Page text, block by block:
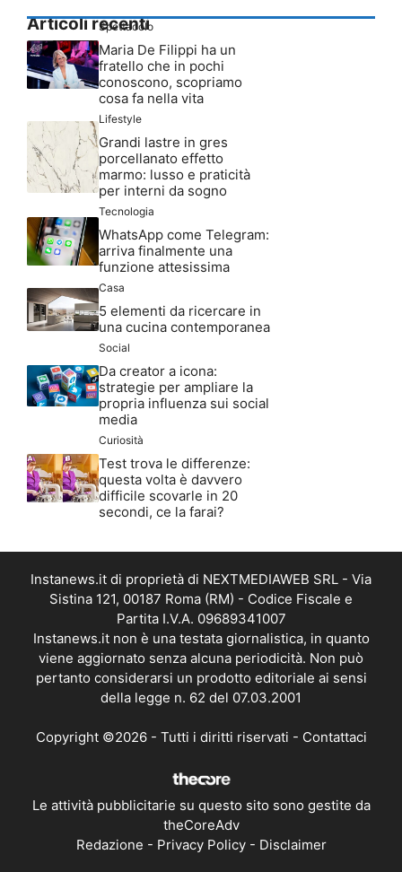
Articoli recenti
Spettacolo
Maria De Filippi ha un
fratello che in pochi
conoscono, scopriamo
cosa fa nella vita
Lifestyle
Grandi lastre in gres
porcellanato effetto
marmo: lusso e praticità
per interni da sogno
Tecnologia
WhatsApp come Telegram:
arriva finalmente una
funzione attesissima
Casa
5 elementi da ricercare in
una cucina contemporanea
Social
Da creator a icona:
strategie per ampliare la
propria influenza sui social
media
Curiosità
Test trova le differenze:
questa volta è davvero
difficile scovarle in 20
secondi, ce la farai?
Instanews.it di proprietà di NEXTMEDIAWEB SRL - Via
Sistina 121, 00187 Roma (RM) - Codice Fiscale e
Partita I.V.A. 09689341007
Instanews.it non è una testata giornalistica, in quanto
viene aggiornato senza alcuna periodicità. Non può
pertanto considerarsi un prodotto editoriale ai sensi
della legge n. 62 del 07.03.2001
Copyright ©2026 - Tutti i diritti riservati - Contattaci
Le attività pubblicitarie su questo sito sono gestite da
theCoreAdv
Redazione - Privacy Policy- Disclaimer